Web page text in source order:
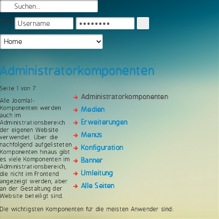
Login
Administratorkomponenten
Administratorkomponenten
Medien
Erweiterungen
Menüs
Konfiguration
Banner
Umleitung
Alle Seiten
Seite 1 von 7
Alle Joomla!-
Komponenten werden
auch im
Administrationsbereich
der eigenen Website
verwendet. Über die
nachfolgend aufgelisteten
Komponenten hinaus gibt
es viele Komponenten im
Administrationsbereich,
die nicht im Frontend
angezeigt werden, aber
an der Gestaltung der
Website beteiligt sind.
Die wichtigsten Komponenten für die meisten Anwender sind: